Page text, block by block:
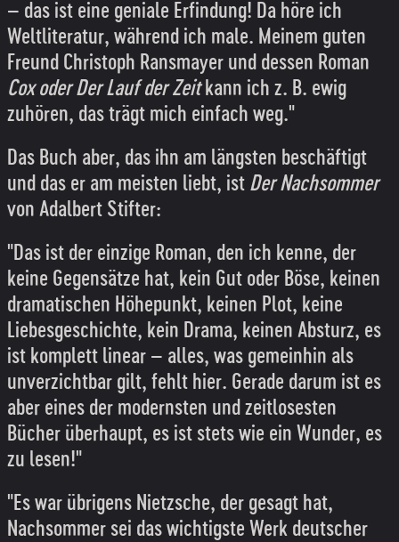
– das ist eine geniale Erfindung! Da höre ich
Weltliteratur, während ich male. Meinem guten
Freund Christoph Ransmayer und dessen Roman
Cox oder Der Lauf der Zeit kann ich z. B. ewig
zuhören, das trägt mich einfach weg."
Das Buch aber, das ihn am längsten beschäftigt
und das er am meisten liebt, ist Der Nachsommer
von Adalbert Stifter:
"Das ist der einzige Roman, den ich kenne, der
keine Gegensätze hat, kein Gut oder Böse, keinen
dramatischen Höhepunkt, keinen Plot, keine
Liebesgeschichte, kein Drama, keinen Absturz, es
ist komplett linear – alles, was gemeinhin als
unverzichtbar gilt, fehlt hier. Gerade darum ist es
aber eines der modernsten und zeitlosesten
Bücher überhaupt, es ist stets wie ein Wunder, es
zu lesen!"
"Es war übrigens Nietzsche, der gesagt hat,
Nachsommer sei das wichtigste Werk deutscher